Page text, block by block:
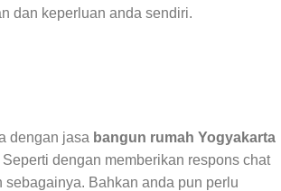
dan keperluan anda sendiri.
dengan jasa bangun rumah Yogyakarta
dengan memberikan respons chat
Bahkan anda pun perlu